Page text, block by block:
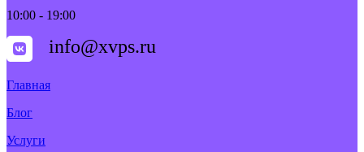
10:00 - 19:00
info@xvps.ru
Главная
Блог
Услуги